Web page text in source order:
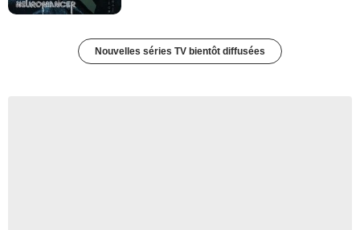
Nouvelles séries TV bientôt diffusées